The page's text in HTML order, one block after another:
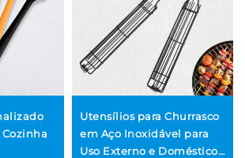
Utensílios para Churrasco
em Aço Inoxidável para
Uso Externo e Doméstico,